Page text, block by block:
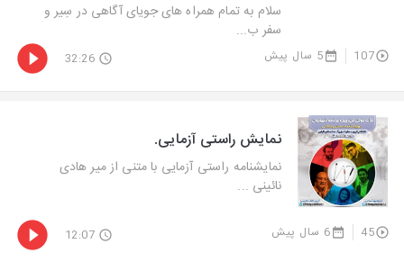
سلام به تمام همراه های جویای آگاهی در سِیر و
سفر ب...
107 5 سال پیش 32:26
نمایش راستی آزمایی.
نمایشنامه راستی آزمایی با متنی از میر هادی
نائینی ...
45 6 سال پیش 12:07